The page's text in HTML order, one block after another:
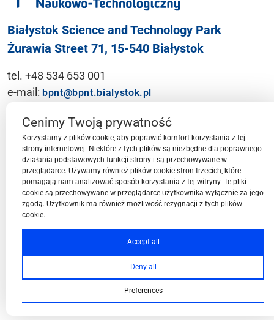
Białystok Science and Technology Park
Żurawia Street 71, 15-540 Białystok
tel. +48 534 653 001
e-mail: bpnt@bpnt.bialystok.pl
Contact
BPN-T Area
BPN-T Offer
Cenimy Twoją prywatność
Korzystamy z plików cookie, aby poprawić komfort korzystania z tej
strony internetowej. Niektóre z tych plików są niezbędne dla poprawnego
działania podstawowych funkcji strony i są przechowywane w
przeglądarce. Używamy również plików cookie stron trzecich, które
pomagają nam analizować sposób korzystania z tej witryny. Te pliki
cookie są przechowywane w przeglądarce użytkownika wyłącznie za jego
zgodą. Użytkownik ma również możliwość rezygnacji z tych plików
cookie.
Accept all
Deny all
Preferences